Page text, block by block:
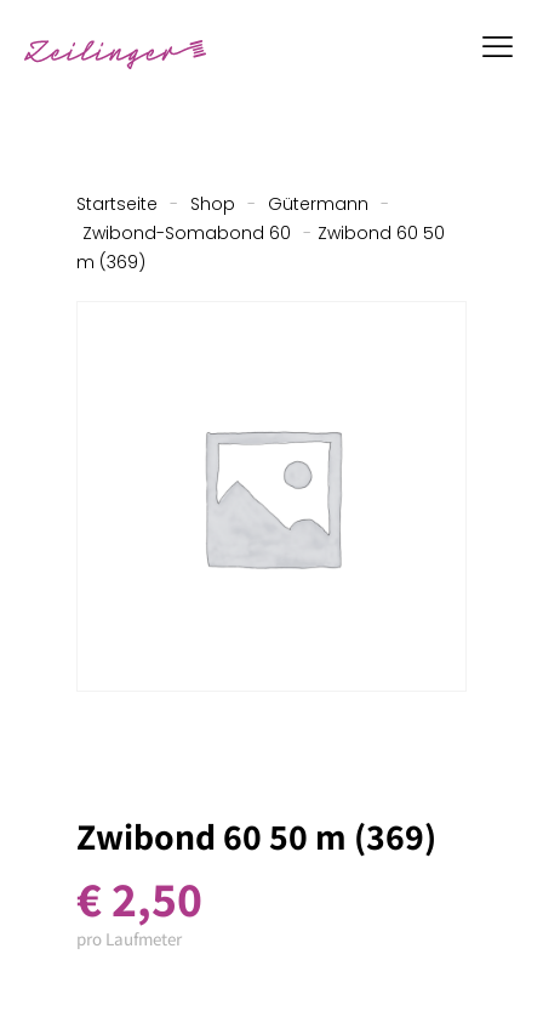
Startseite - Shop - Gütermann -
Zwibond-Somabond 60 - Zwibond 60 50
m (369)
Zwibond 60 50 m (369)
€2,50
pro Laufmeter